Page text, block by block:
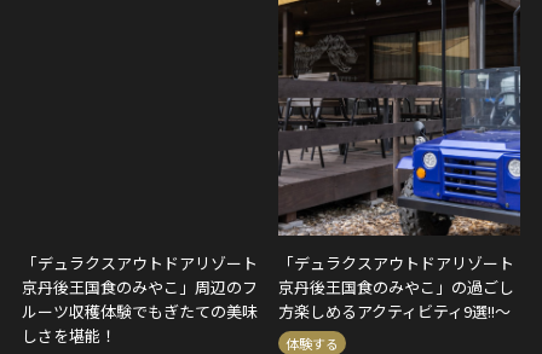
「デュラクスアウトドアリゾート
京丹後王国食のみやこ」周辺のフ
ルーツ収穫体験でもぎたての美味
しさを堪能！
「デュラクスアウトドアリゾート
京丹後王国食のみやこ」の過ごし
方楽しめるアクティビティ9選!!～
体験する